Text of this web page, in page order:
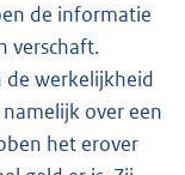
de informatie
verschaft.
de werkelijkheid
over een
het erover